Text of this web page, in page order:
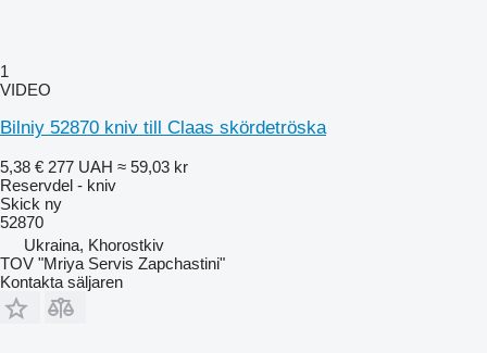
1
VIDEO
Bilniy 52870 kniv till Claas skördetröska
5,38 € 277 UAH ≈ 59,03 kr
Reservdel - kniv
Skick ny
52870
Ukraina, Khorostkiv
TOV "Mriya Servis Zapchastini"
Kontakta säljaren